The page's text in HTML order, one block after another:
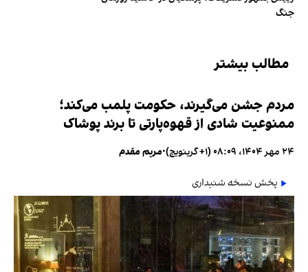
جنگ
مطالب بیشتر
مردم جشن می‌گیرند، حکومت پلمب می‌کند؛
ممنوعیت شادی از قهوه‌پارتی تا برند پوشاک
۲۴ مهر ۱۴۰۴، ۰۸:۰۹ (‎+۱ گرینویچ) •مریم مقدم
پخش نسخه شنیداری